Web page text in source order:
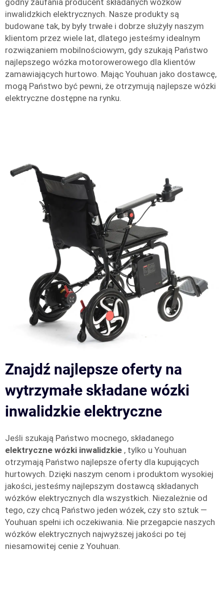
godny zaufania producent składanych wózków
inwalidzkich elektrycznych. Nasze produkty są
budowane tak, by były trwałe i dobrze służyły naszym
klientom przez wiele lat, dlatego jesteśmy idealnym
rozwiązaniem mobilnościowym, gdy szukają Państwo
najlepszego wózka motorowerowego dla klientów
zamawiających hurtowo. Mając Youhuan jako dostawcę,
mogą Państwo być pewni, że otrzymują najlepsze wózki
elektryczne dostępne na rynku.
Znajdź najlepsze oferty na
wytrzymałe składane wózki
inwalidzkie elektryczne
Jeśli szukają Państwo mocnego, składanego
elektryczne wózki inwalidzkie , tylko u Youhuan
otrzymają Państwo najlepsze oferty dla kupujących
hurtowych. Dzięki naszym cenom i produktom wysokiej
jakości, jesteśmy najlepszym dostawcą składanych
wózków elektrycznych dla wszystkich. Niezależnie od
tego, czy chcą Państwo jeden wózek, czy sto sztuk —
Youhuan spełni ich oczekiwania. Nie przegapcie naszych
wózków elektrycznych najwyższej jakości po tej
niesamowitej cenie z Youhuan.